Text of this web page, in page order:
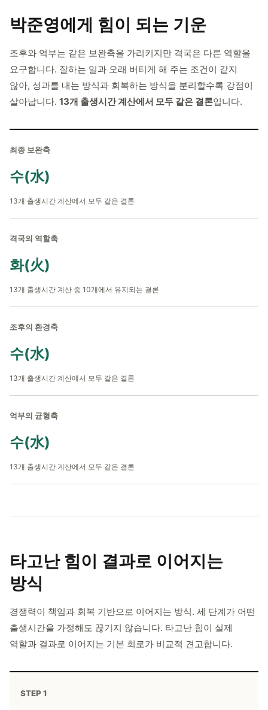
박준영에게 힘이 되는 기운
조후와 억부는 같은 보완축을 가리키지만 격국은 다른 역할을
요구합니다. 잘하는 일과 오래 버티게 해 주는 조건이 같지
않아, 성과를 내는 방식과 회복하는 방식을 분리할수록 강점이
살아납니다. 13개 출생시간 계산에서 모두 같은 결론입니다.
최종 보완축
수(水)
13개 출생시간 계산에서 모두 같은 결론
격국의 역할축
화(火)
13개 출생시간 계산 중 10개에서 유지되는 결론
조후의 환경축
수(水)
13개 출생시간 계산에서 모두 같은 결론
억부의 균형축
수(水)
13개 출생시간 계산에서 모두 같은 결론
타고난 힘이 결과로 이어지는
방식
경쟁력이 책임과 회복 기반으로 이어지는 방식. 세 단계가 어떤
출생시간을 가정해도 끊기지 않습니다. 타고난 힘이 실제
역할과 결과로 이어지는 기본 회로가 비교적 견고합니다.
STEP 1